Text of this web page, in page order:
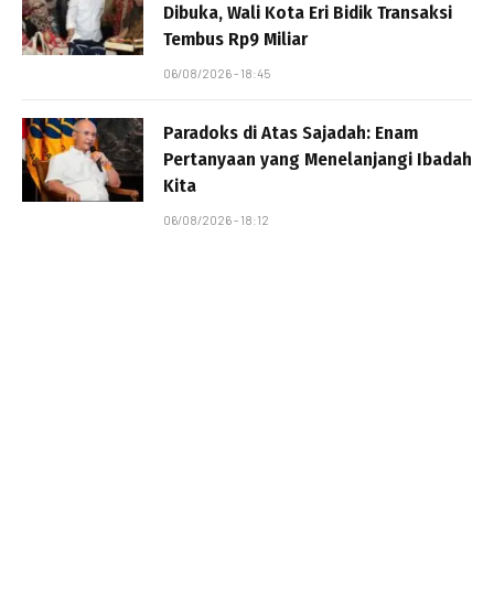
Dibuka, Wali Kota Eri Bidik Transaksi
Tembus Rp9 Miliar
06/08/2026 - 18:45
Paradoks di Atas Sajadah: Enam
Pertanyaan yang Menelanjangi Ibadah
Kita
06/08/2026 - 18:12